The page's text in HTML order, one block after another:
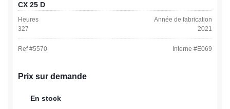
CX 25 D
Heures
327
Année de fabrication
2021
Ref #5570 Interne #E069
Prix sur demande
En stock